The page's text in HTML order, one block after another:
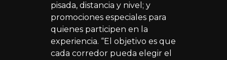
pisada, distancia y nivel; y
promociones especiales para
quienes participen en la
experiencia. “El objetivo es que
cada corredor pueda elegir el